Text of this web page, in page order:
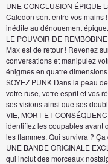
UNE CONCLUSION ÉPIQUE
Caledon sont entre vos mains
inédite au dénouement épique.
LE POUVOIR DE
Max est de retour ! Revenez
conversations et manipulez
énigmes en quatre dimensions.
SOYEZ PUNK Dans la peau
votre ruse, votre esprit et vos
ses visions ainsi que ses
VIE, MORT ET
identifiez les coupables avant
les flammes. Qui survivra ?
UNE BANDE ORIGINALE
qui inclut des morceaux